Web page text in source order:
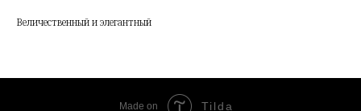
Величественный и элегантный
Made on Tilda